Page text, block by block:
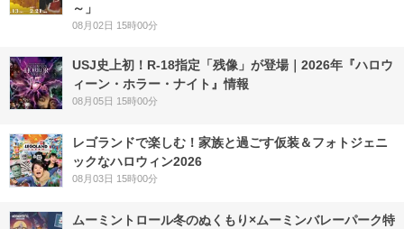
～」
08月02日 15時00分
USJ史上初！R-18指定「残像」が登場｜2026年『ハロウ
ィーン・ホラー・ナイト』情報
08月05日 15時00分
レゴランドで楽しむ！家族と過ごす仮装＆フォトジェニ
ックなハロウィン2026
08月03日 15時00分
ムーミントロール冬のぬくもり×ムーミンバレーパーク特